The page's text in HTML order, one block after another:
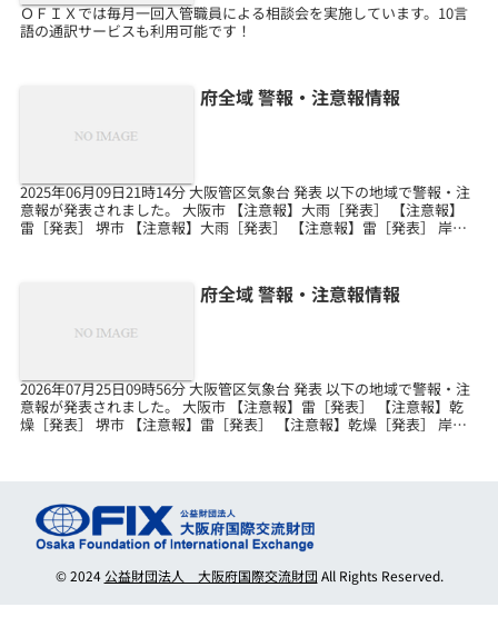
ＯＦＩＸでは毎月一回入管職員による相談会を実施しています。10言
語の通訳サービスも利用可能です！
府全域 警報・注意報情報
2025年06月09日21時14分 大阪管区気象台 発表 以下の地域で警報・注
意報が発表されました。 大阪市 【注意報】大雨［発表］ 【注意報】
雷［発表］ 堺市 【注意報】大雨［発表］ 【注意報】雷［発表］ 岸和
府全域 警報・注意報情報
2026年07月25日09時56分 大阪管区気象台 発表 以下の地域で警報・注
意報が発表されました。 大阪市 【注意報】雷［発表］ 【注意報】乾
燥［発表］ 堺市 【注意報】雷［発表］ 【注意報】乾燥［発表］ 岸和
© 2024公益財団法人 大阪府国際交流財団 All Rights Reserved.